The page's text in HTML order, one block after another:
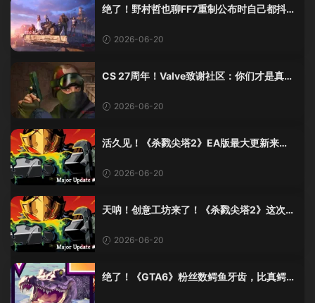
绝了！野村哲也聊FF7重制公布时自己都抖
2026-06-20
CS 27周年！Valve致谢社区：你们才是真传
2026-06-20
活久见！《杀戮尖塔2》EA版最大更新来
2026-06-20
天呐！创意工坊来了！《杀戮尖塔2》这次更
2026-06-20
绝了！《GTA6》粉丝数鳄鱼牙齿，比真鳄鱼